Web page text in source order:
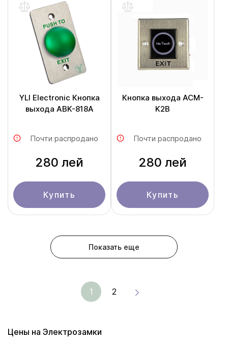
YLI Electronic Кнопка
выхода ABK-818A
Почти распродано
280 лей
Купить
Кнопка выхода ACM-
K2B
Почти распродано
280 лей
Купить
Показать еще
1 2
Цены на Электрозамки